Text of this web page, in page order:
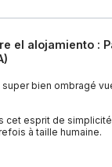
el alojamiento :
super bien ombragé
cet esprit de
à taille humaine.